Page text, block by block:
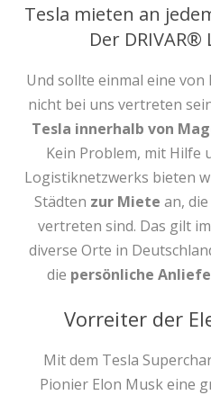
Tesla mieten an
Der
Und sollte einmal eine von
nicht bei uns vertreten
Tesla innerhalb von
Kein Problem, mit Hilfe
Logistiknetzwerks bieten
Städten zur Miete an,
vertreten sind. Das gilt
diverse Orte in
die persönliche
Vorreiter der
Mit dem Tesla
Pionier Elon Musk eine